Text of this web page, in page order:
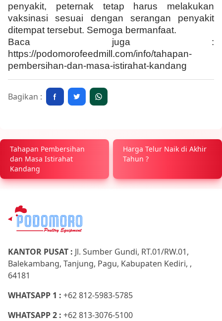
penyakit, peternak tetap harus melakukan
vaksinasi sesuai dengan serangan penyakit
ditempat tersebut. Semoga bermanfaat.
Baca juga :
https://podomorofeedmill.com/info/tahapan-
pembersihan-dan-masa-istirahat-kandang
Bagikan :
Tahapan Pembersihan
dan Masa Istirahat
Kandang
Harga Telur Naik di Akhir
Tahun ?
KANTOR PUSAT : Jl. Sumber Gundi, RT.01/RW.01,
Balekambang, Tanjung, Pagu, Kabupaten Kediri, ,
64181
WHATSAPP 1 : +62 812-5983-5785
WHATSAPP 2 : +62 813-3076-5100